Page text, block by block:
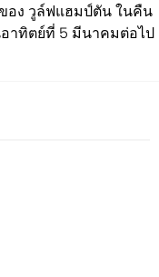
อง วูล์ฟแฮมป์ตัน ในคืน
าทิตย์ที่ 5 มีนาคมต่อไป